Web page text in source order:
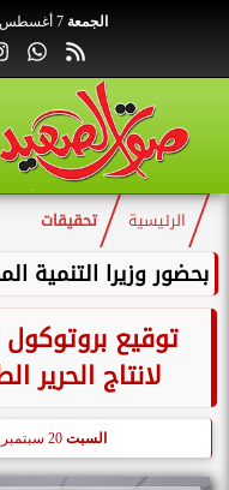
الجمعة 7 أغسطس 2026
الرئيسية تحقيقات
بحضور وزيرا التنمية
توقيع
لانتاج الحرير
السبت